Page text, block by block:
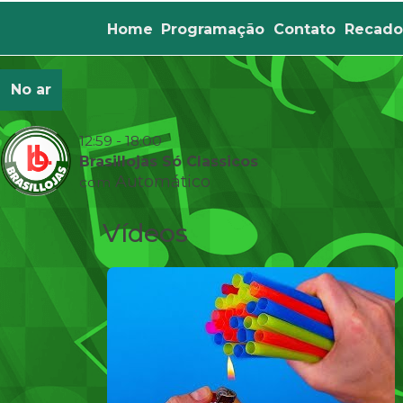
Home Programação Contato
No ar
12:59 - 18:00
Brasillojas Só Classicos
com Automático
Vídeos